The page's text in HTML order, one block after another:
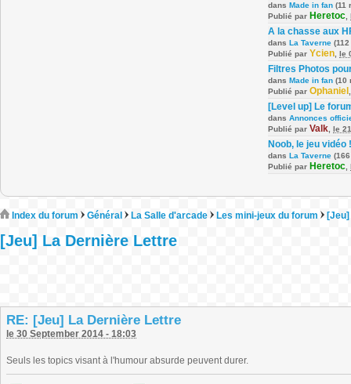
dans Made in fan (11
Publié par Heretoc
A la chasse aux
dans La Taverne
Publié par Ycien le
Filtres Photos
dans Made in fan (10
Publié par Ophaniel
[Level up] Le
dans Annonces
Publié par Valk le
Noob, le jeu vidéo !
dans La Taverne
Publié par Heretoc
Index du forum Général La Salle d'arcade Les mini-jeux du forum
[Jeu] La Dernière Lettre
RE: [Jeu] La Dernière Lettre
le 30 September 2014 - 18:03
Seuls les topics visant à l'humour absurde peuvent durer.